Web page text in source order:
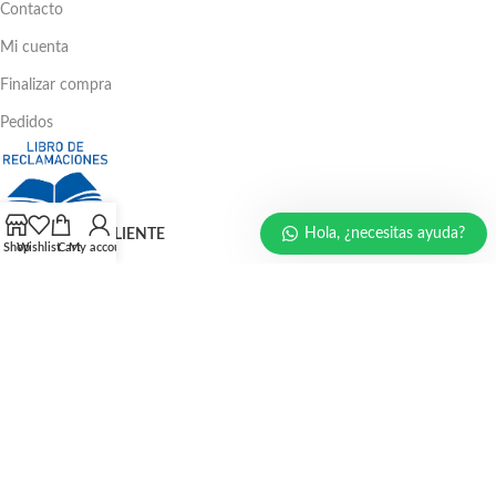
Contacto
Mi cuenta
Finalizar compra
Pedidos
ATENCIÓN AL CLIENTE
ShopWishlistCartMy account
Hola, ¿necesitas ayuda?